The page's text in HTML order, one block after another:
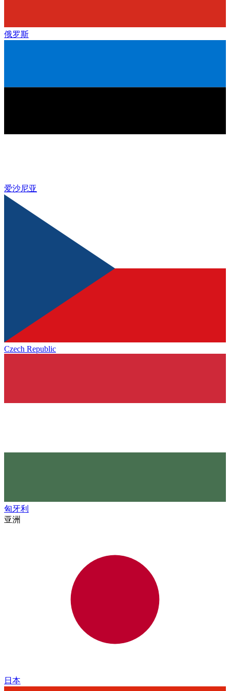
俄罗斯
爱沙尼亚
Czech Republic
匈牙利
亚洲
日本